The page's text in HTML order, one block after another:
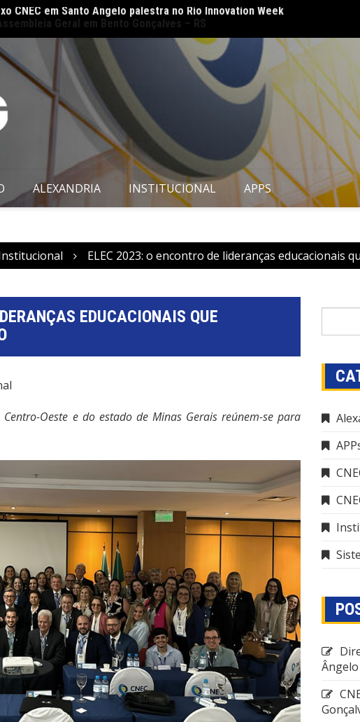
Geral em Bento Gonçalves – RS
ALEXANDRIA INSTITUCIONAL APPS
ELEC 2023: o encontro de lideranças educacionais
EDUCACIONAIS QUE
Oeste e do estado de Minas Gerais reúnem-se para